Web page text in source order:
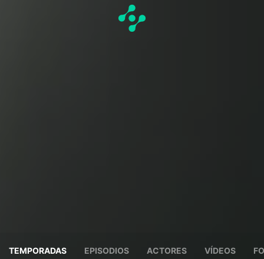
TEMPORADAS EPISODIOS ACTORES VÍDEOS